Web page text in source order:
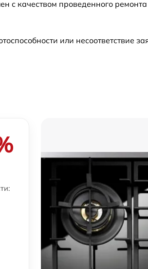
с качеством проведенного
или несоответствие